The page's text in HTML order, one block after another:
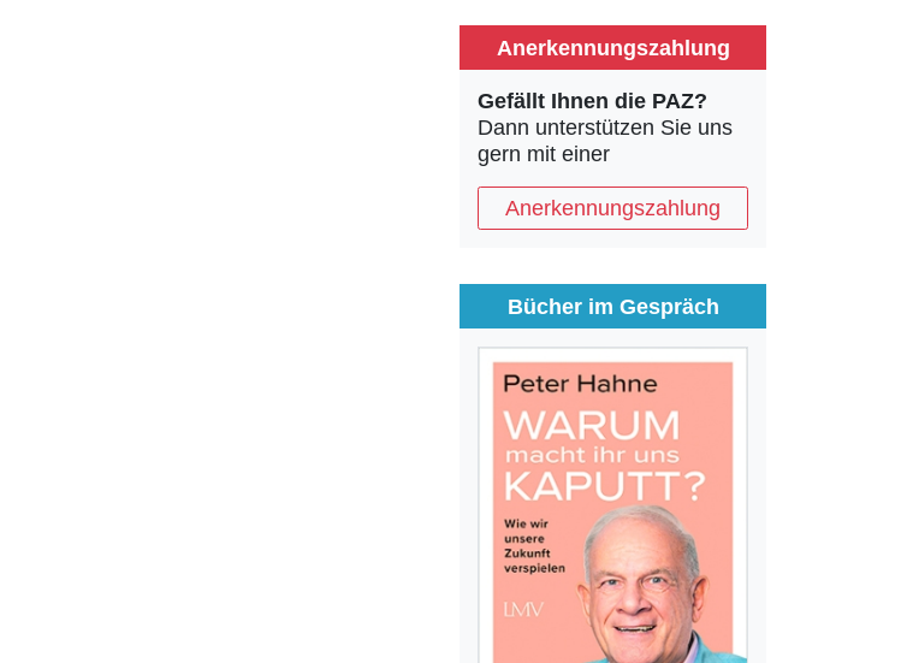
Anerkennungszahlung
Gefällt Ihnen die PAZ?
Dann unterstützen Sie uns
gern mit einer
Anerkennungszahlung
Bücher im Gespräch